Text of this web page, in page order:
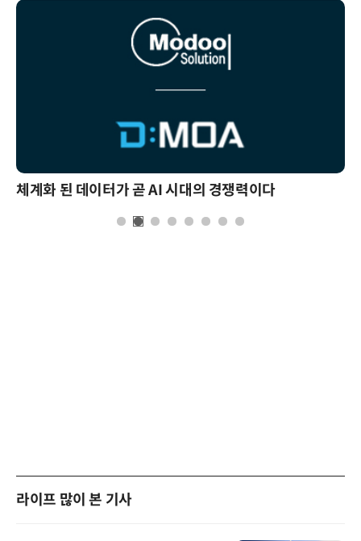
체계화 된 데이터가 곧 AI 시대의 경쟁력이다
라이프 많이 본 기사